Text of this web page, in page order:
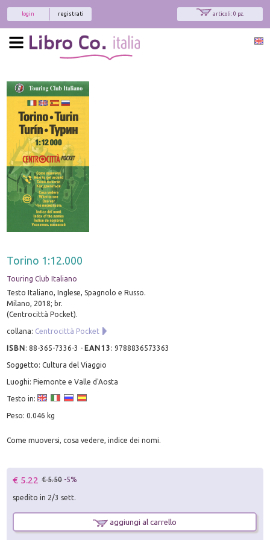
articoli: 0 pz.
registrati
login
Torino 1:12.000
Touring Club Italiano
Testo Italiano, Inglese, Spagnolo e Russo.
Milano, 2018; br.
(Centrocittà Pocket).
collana: Centrocittà Pocket
ISBN:88-365-7336-3 - EAN13 :9788836573363
Soggetto: Cultura del Viaggio
Luoghi: Piemonte e Valle d'Aosta
Testo in:
Peso: 0.046 kg
Come muoversi, cosa vedere, indice dei nomi.
€ 5.22 € 5.50 -5%
spedito in 2/3 sett.
aggiungi al carrello